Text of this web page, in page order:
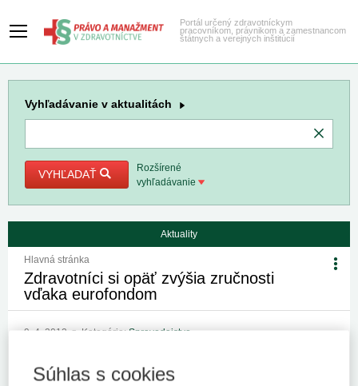
Portál určený zdravotníckym
pracovníkom, právnikom a zamestnancom
štátnych a verejných inštitúcií
Vyhľadávanie v aktualitách
VYHĽADAŤ
Rozšírené
vyhľadávanie
Aktuality
Hlavná stránka
Zdravotníci si opäť zvýšia zručnosti
vďaka eurofondom
9. 4. 2012 Kategória: Spravodajstvo
zdravotníckych pracovníkov o využívaní relevantných informácií v
Súhlas s cookies